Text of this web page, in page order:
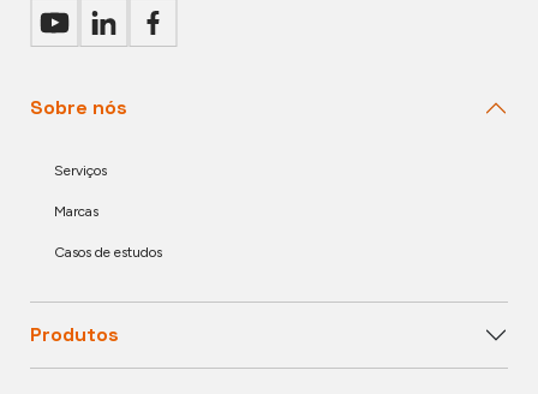
Sobre nós
Serviços
Marcas
Casos de estudos
Produtos